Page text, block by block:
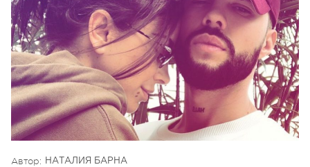
Автор: НАТАЛИЯ БАРНА